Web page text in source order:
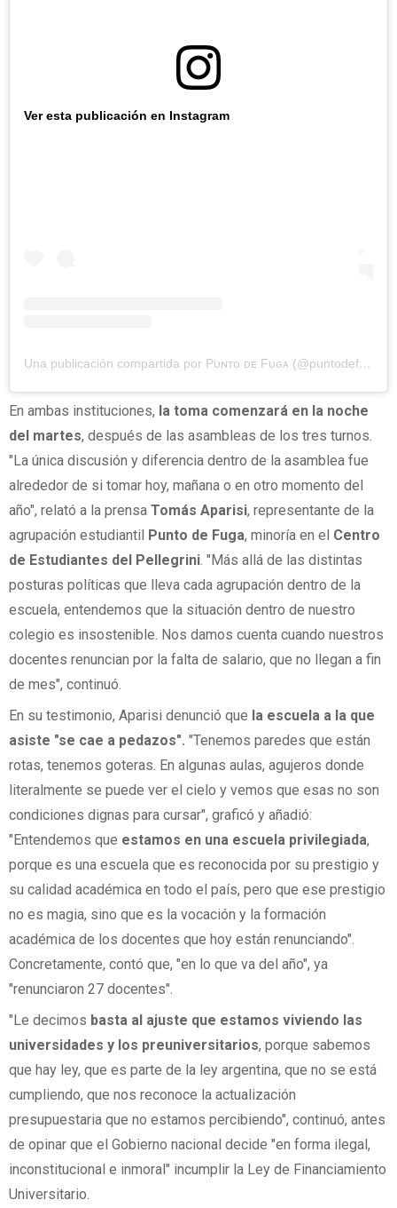
Ver esta publicación en Instagram
Una publicación compartida por Pᴜɴᴛᴏ ᴅᴇ Fᴜɢᴀ (@puntodefugacecap)
En ambas instituciones, la toma comenzará en la noche
del martes, después de las asambleas de los tres turnos.
"La única discusión y diferencia dentro de la asamblea fue
alrededor de si tomar hoy, mañana o en otro momento del
año", relató a la prensa Tomás Aparisi, representante de la
agrupación estudiantil Punto de Fuga, minoría en el Centro
de Estudiantes del Pellegrini . "Más allá de las distintas
posturas políticas que lleva cada agrupación dentro de la
escuela, entendemos que la situación dentro de nuestro
colegio es insostenible. Nos damos cuenta cuando nuestros
docentes renuncian por la falta de salario, que no llegan a fin
de mes", continuó.
En su testimonio, Aparisi denunció que la escuela a la que
asiste "se cae a pedazos". "Tenemos paredes que están
rotas, tenemos goteras. En algunas aulas, agujeros donde
literalmente se puede ver el cielo y vemos que esas no son
condiciones dignas para cursar", graficó y añadió:
"Entendemos que estamos en una escuela privilegiada,
porque es una escuela que es reconocida por su prestigio y
su calidad académica en todo el país, pero que ese prestigio
no es magia, sino que es la vocación y la formación
académica de los docentes que hoy están renunciando".
Concretamente, contó que, "en lo que va del año", ya
"renunciaron 27 docentes".
"Le decimos basta al ajuste que estamos viviendo las
universidades y los preuniversitarios, porque sabemos
que hay ley, que es parte de la ley argentina, que no se está
cumpliendo, que nos reconoce la actualización
presupuestaria que no estamos percibiendo", continuó, antes
de opinar que el Gobierno nacional decide "en forma ilegal,
inconstitucional e inmoral" incumplir la Ley de Financiamiento
Universitario.